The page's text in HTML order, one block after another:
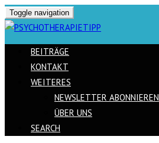
Toggle navigation
BEITRÄGE
KONTAKT
WEITERES
NEWSLETTER ABONNIEREN
ÜBER UNS
SEARCH